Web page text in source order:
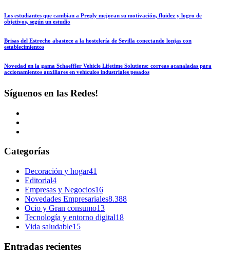
Los estudiantes que cambian a Preply mejoran su motivación, fluidez y logro de
objetivos, según un estudio
Brisas del Estrecho abastece a la hostelería de Sevilla conectando lonjas con
establecimientos
Novedad en la gama Schaeffler Vehicle Lifetime Solutions: correas acanaladas para
accionamientos auxiliares en vehículos industriales pesados
Síguenos en las Redes!
Categorías
Decoración y hogar41
Editorial4
Empresas y Negocios16
Novedades Empresariales8.388
Ocio y Gran consumo13
Tecnología y entorno digital18
Vida saludable15
Entradas recientes